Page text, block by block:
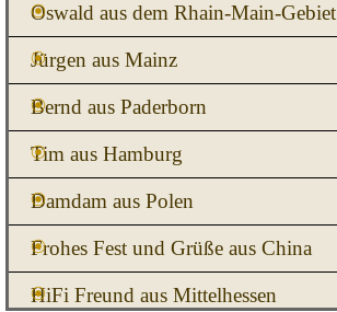
Oswald aus dem Rhain-Main-Gebiet
Jürgen aus Mainz
Bernd aus Paderborn
Tim aus Hamburg
Damdam aus Polen
Frohes Fest und Grüße aus China
HiFi Freund aus Mittelhessen